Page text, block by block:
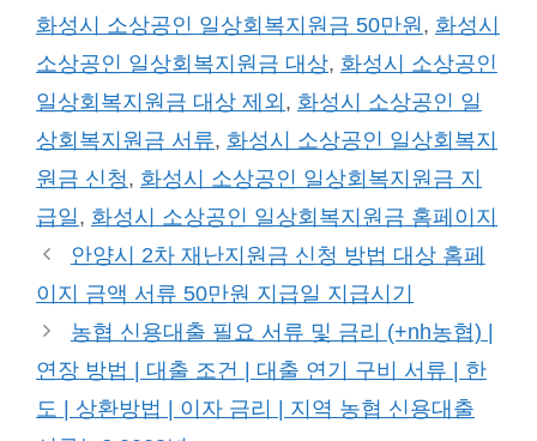
화성시 소상공인 일상회복지원금 50만원 , 화성시
소상공인 일상회복지원금 대상, 화성시 소상공인
일상회복지원금 대상 제외 , 화성시 소상공인 일
상회복지원금 서류, 화성시 소상공인 일상회복지
원금 신청, 화성시 소상공인 일상회복지원금 지
급일, 화성시 소상공인 일상회복지원금 홈페이지
안양시 2차 재난지원금 신청 방법 대상 홈페
이지 금액 서류 50만원 지급일 지급시기
농협 신용대출 필요 서류 및 금리 (+nh농협) |
연장 방법 | 대출 조건 | 대출 연기 구비 서류 | 한
도 | 상환방법 | 이자 금리 | 지역 농협 신용대출